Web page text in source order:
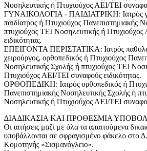
Νοσηλευτικής ή Πτυχιούχος ΑΕΙ/ΤΕΙ
ΓΥΝΑΙΚΟΛΟΓΙΑ - ΠΑΙΔΙΑΤΡΙΚΗ: Ιατρός
παιδίατρος ή Πτυχιούχος Πανεπιστημιακής
πτυχιούχος ΤΕΙ Νοσηλευτικής ή
ειδικότητας.
ΕΠΕΙΓΟΝΤΑ ΠΕΡΙΣΤΑΤΙΚΑ: Ιατρός
χειρούργος, ορθοπεδικός ή Πτυχιούχος
Νοσηλευτικής Σχολής ή πτυχιούχος ΤΕΙ
Πτυχιούχος ΑΕΙ/ΤΕΙ συναφούς ειδικότητας.
ΟΡΘΟΠΕΔΙΚΗ: Ιατρός ορθοπεδικός ή
Πανεπιστημιακής Νοσηλευτικής Σχολής ή
Νοσηλευτικής ή Πτυχιούχος ΑΕΙ/ΤΕΙ
ΔΙΑΔΙΚΑΣΙΑ ΚΑΙ ΠΡΟΘΕΣΜΙΑ
Οι αιτήσεις μαζί με όλα τα απαιτούμενα
υποβάλλονται σε σφραγισμένο φάκελο στο
Κομοτηνής «Σισμανόγλειο».